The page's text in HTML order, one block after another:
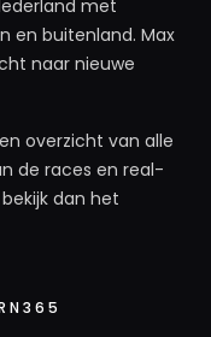
met
en buitenland. Max
naar nieuwe
overzicht van alle
de races en real-
dan het